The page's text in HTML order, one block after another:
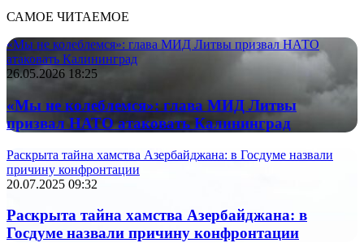
САМОЕ ЧИТАЕМОЕ
«Мы не колеблемся»: глава МИД Литвы призвал НАТО
атаковать Калининград
26.05.2026 18:25
«Мы не колеблемся»: глава МИД Литвы
призвал НАТО атаковать Калининград
Раскрыта тайна хамства Азербайджана: в Госдуме назвали
причину конфронтации
20.07.2025 09:32
Раскрыта тайна хамства Азербайджана: в
Госдуме назвали причину конфронтации